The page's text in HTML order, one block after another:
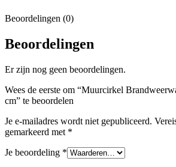
Beoordelingen (0)
Beoordelingen
Er zijn nog geen beoordelingen.
Wees de eerste om “Muurcirkel
cm” te beoordelen
Je e-mailadres wordt niet gepubliceerd.
gemarkeerd met *
Je beoordeling *